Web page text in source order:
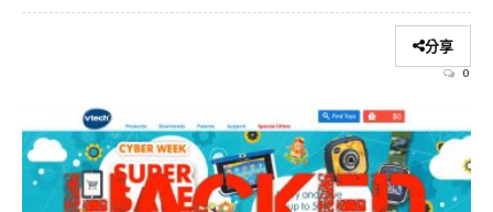
分享
0